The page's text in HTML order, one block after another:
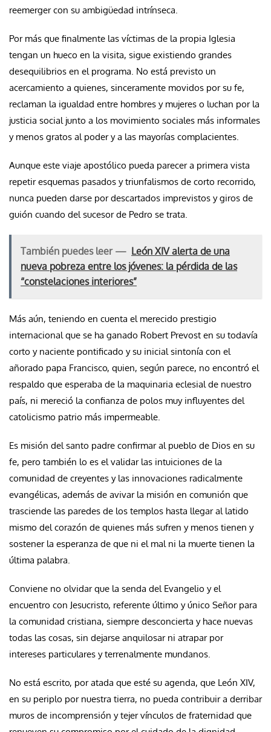
reemerger con su ambigüedad intrínseca.
Por más que finalmente las víctimas de la propia Iglesia
tengan un hueco en la visita, sigue existiendo grandes
desequilibrios en el programa. No está previsto un
acercamiento a quienes, sinceramente movidos por su fe,
reclaman la igualdad entre hombres y mujeres o luchan por la
justicia social junto a los movimiento sociales más informales
y menos gratos al poder y a las mayorías complacientes.
Aunque este viaje apostólico pueda parecer a primera vista
repetir esquemas pasados y triunfalismos de corto recorrido,
nunca pueden darse por descartados imprevistos y giros de
guión cuando del sucesor de Pedro se trata.
También puedes leer — León XIV alerta de una
nueva pobreza entre los jóvenes: la pérdida de las
“constelaciones interiores”
Más aún, teniendo en cuenta el merecido prestigio
internacional que se ha ganado Robert Prevost en su todavía
corto y naciente pontificado y su inicial sintonía con el
añorado papa Francisco, quien, según parece, no encontró el
respaldo que esperaba de la maquinaria eclesial de nuestro
país, ni mereció la confianza de polos muy influyentes del
catolicismo patrio más impermeable.
Es misión del santo padre confirmar al pueblo de Dios en su
fe, pero también lo es el validar las intuiciones de la
comunidad de creyentes y las innovaciones radicalmente
evangélicas, además de avivar la misión en comunión que
trasciende las paredes de los templos hasta llegar al latido
mismo del corazón de quienes más sufren y menos tienen y
sostener la esperanza de que ni el mal ni la muerte tienen la
última palabra.
Conviene no olvidar que la senda del Evangelio y el
encuentro con Jesucristo, referente último y único Señor para
la comunidad cristiana, siempre desconcierta y hace nuevas
todas las cosas, sin dejarse anquilosar ni atrapar por
intereses particulares y terrenalmente mundanos.
No está escrito, por atada que esté su agenda, que León XIV,
en su periplo por nuestra tierra, no pueda contribuir a derribar
muros de incomprensión y tejer vínculos de fraternidad que